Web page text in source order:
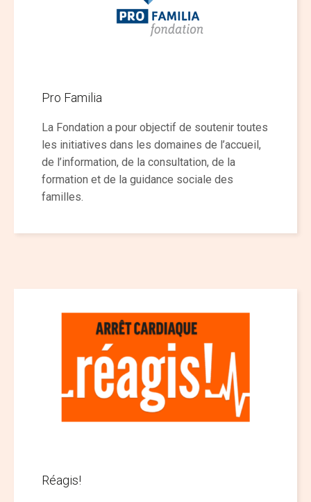
Pro Familia
La Fondation a pour objectif de soutenir toutes
les initiatives dans les domaines de l’accueil,
de l’information, de la consultation, de la
formation et de la guidance sociale des
familles.
Réagis!